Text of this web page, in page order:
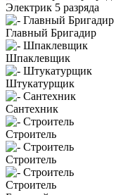
Электрик 5 разряда
Главный Бригадир
Шпаклевщик
Штукатурщик
Сантехник
Строитель
Строитель
Строитель